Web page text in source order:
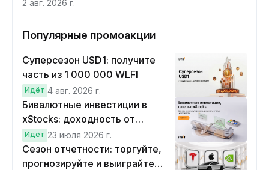
хеджируйте
2 авг. 2026 г.
Популярные промоакции
Суперсезон USD1: получите
часть из 1 000 000 WLFI
Идёт 4 авг. 2026 г.
Бивалютные инвестиции в
xStocks: доходность от
прогнозов
Идёт 23 июля 2026 г.
Сезон отчетности: торгуйте,
прогнозируйте и выиграйте